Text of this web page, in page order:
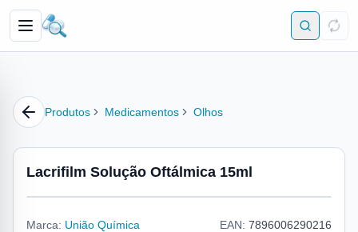
Produtos Medicamentos Olhos
Lacrifilm Solução Oftálmica 15ml
Marca: União Química EAN: 7896006290216